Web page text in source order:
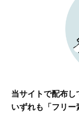
当サイトで配布し
いずれも「フリー